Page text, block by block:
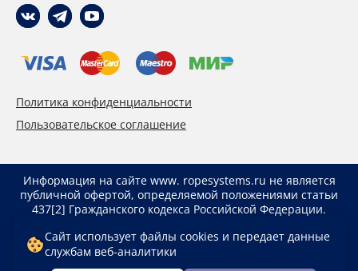
Политика конфиденциальности
Пользовательское соглашение
Информация на сайте www. ropesystems.ru не является
публичной офертой, определяемой положениями статьи
437[2] Гражданского кодекса Российской Федерации.
заказа через интернет-магазин www. ropesystems.ru.
Цены при оформлении заказа иным способом могут
отличаться от указанных на сайте.
Сайт использует файлы cookies и передает данные
службам веб-аналитики